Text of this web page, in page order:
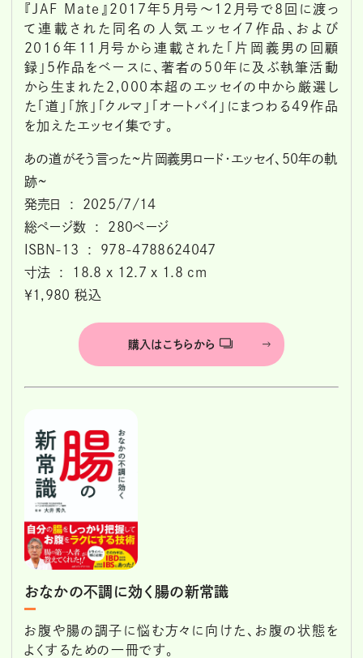
『JAF Mate』2017年5月号～12月号で8回に渡っ
て連載された同名の人気エッセイ７作品、および
2016年11月号から連載された「片岡義男の回顧
録」５作品をベースに、著者の50年に及ぶ執筆活動
から生まれた2,000本超のエッセイの中から厳選し
た「道」「旅」「クルマ」「オートバイ」にまつわる49作品
を加えたエッセイ集です。
あの道がそう言った~片岡義男ロード・エッセイ、50年の軌
跡~
発売日 ‏ : ‎ 2025/7/14
総ページ数 ‏ : ‎ 280ページ
ISBN-13 ‏ : ‎ 978-4788624047
寸法 ‏ : ‎ 18.8 x 12.7 x 1.8 cm
￥1,980 税込
購入はこちらから
おなかの不調に効く腸の新常識
お腹や腸の調子に悩む方々に向けた、お腹の状態を
よくするための一冊です。